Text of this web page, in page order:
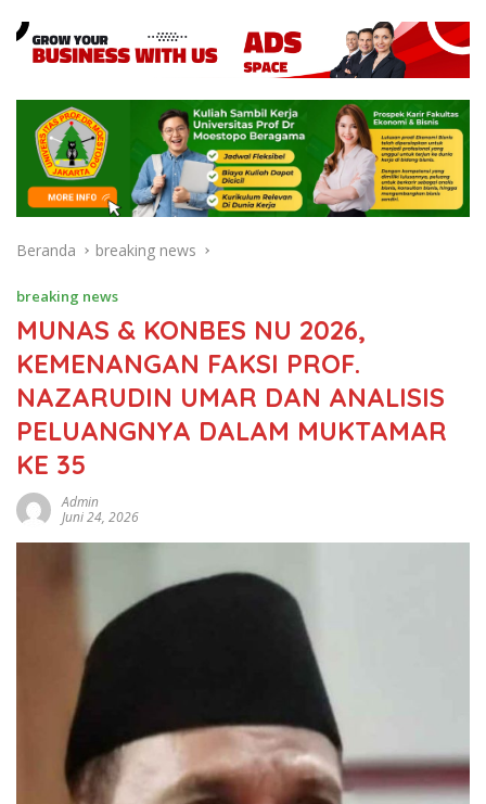
Beranda breaking news
breaking news
MUNAS & KONBES NU 2026,
KEMENANGAN FAKSI PROF.
NAZARUDIN UMAR DAN ANALISIS
PELUANGNYA DALAM MUKTAMAR
KE 35
Admin
Juni 24, 2026